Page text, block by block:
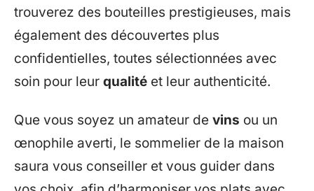
trouverez des bouteilles prestigieuses, mais
également des découvertes plus
confidentielles, toutes sélectionnées avec
soin pour leur qualité et leur authenticité.
Que vous soyez un amateur de vins ou un
œnophile averti, le sommelier de la maison
saura vous conseiller et vous guider dans